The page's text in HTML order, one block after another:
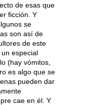
de esas que
ficción. Y
se
son así de
de este
un especial
(hay vómitos,
es algo que se
pueden dar
cae en él. Y